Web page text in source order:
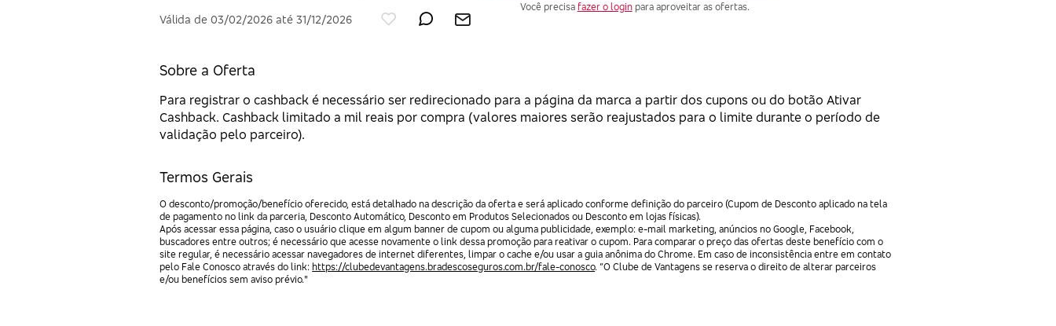
Válida de 03/02/2026 até 31/12/2026
Você precisa fazer o loginpara aproveitar as ofertas.
Sobre a Oferta
Para registrar o cashback é necessário ser redirecionado para a página da marca a partir dos cupons ou do botão Ativar
Cashback. Cashback limitado a mil reais por compra (valores maiores serão reajustados para o limite durante o período de
validação pelo parceiro).
Termos Gerais
O desconto/promoção/benefício oferecido, está detalhado na descrição da oferta e será aplicado conforme definição do parceiro (Cupom de Desconto aplicado na tela
de pagamento no link da parceria, Desconto Automático, Desconto em Produtos Selecionados ou Desconto em lojas físicas).
Após acessar essa página, caso o usuário clique em algum banner de cupom ou alguma publicidade, exemplo: e-mail marketing, anúncios no Google, Facebook,
buscadores entre outros; é necessário que acesse novamente o link dessa promoção para reativar o cupom. Para comparar o preço das ofertas deste benefício com o
site regular, é necessário acessar navegadores de internet diferentes, limpar o cache e/ou usar a guia anônima do Chrome. Em caso de inconsistência entre em contato
pelo Fale Conosco através do link: https://clubedevantagens.bradescoseguros.com.br/fale-conosco. “O Clube de Vantagens se reserva o direito de alterar parceiros
e/ou benefícios sem aviso prévio."